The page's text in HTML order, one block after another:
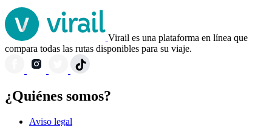
Virail es una plataforma en línea que
compara todas las rutas disponibles para su viaje.
¿Quiénes somos?
Aviso legal